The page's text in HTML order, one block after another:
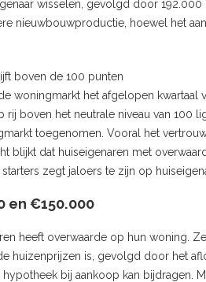
wisselen, gevolgd door
nieuwbouwproductie, hoewel het
boven de 100 punten
woningmarkt het afgelopen kwartaal
boven het neutrale niveau van 100
toegenomen. Vooral het
blijkt dat huiseigenaren met
zegt jaloers te zijn op
en €150.000
heeft overwaarde op hun woning.
huizenprijzen is, gevolgd door het
bij aankoop kan bijdragen.